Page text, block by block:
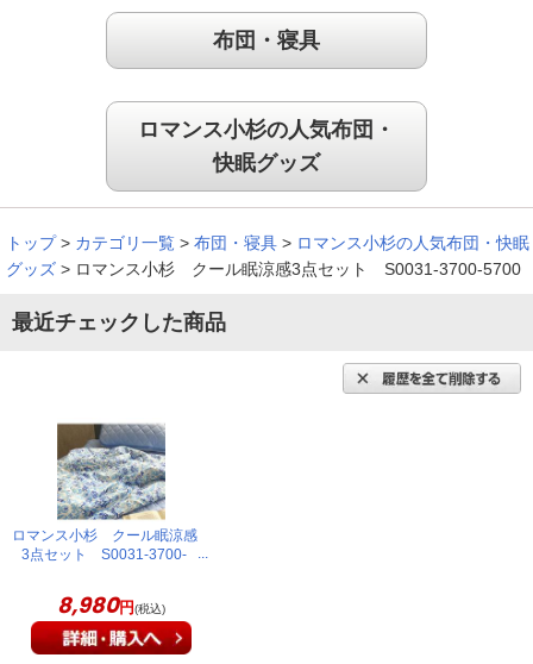
60代
暑がりなので、接触冷感の寝具が欲しくて購入しました。宣伝
（兵庫県 50代K.K様）
お客様用に、と思い、２セット購入しました！手に取った時の
大変気に入ってます！
去年は大変暑くて寝苦しさを感じたので、今回この商品を購入
しました。ひんやりして大変気に入ってます。この夏はこの商
品でゆっくり寝て暮らしてみます。
布団・寝具
ロマンス小杉の人気布団・
快眠グッズ
トップ > カテゴリ一覧 > 布団・寝具 > ロマンス小杉の人気布団・快眠
グッズ > ロマンス小杉 クール眠涼感3点セット S0031-3700-5700
最近チェックした商品
ロマンス小杉 クール眠涼感
3点セット S0031-3700-
8,980円(税込)